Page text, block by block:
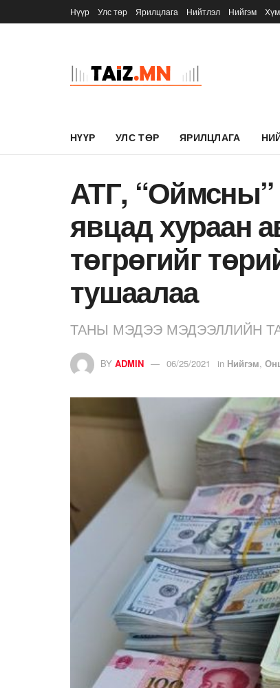
Нүүр Улс төр Ярилцлага Нийтлэл Нийгэм
НҮҮР УЛС ТӨР ЯРИЛЦЛАГА
АТГ, “Оймсны”
явцад хураан
төгрөгийг
тушаалаа
ТАНЫ МЭДЭЭ МЭДЭЭЛЛИЙН
BY ADMIN 06/25/2021 in Нийгэм,